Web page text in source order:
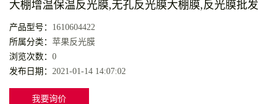
大棚增温保温反光膜,无孔反光膜大棚膜,反光膜批发
产品型号： 1610604422
所属分类： 苹果反光膜
浏览次数： 0
发布日期： 2021-01-14 14:07:02
我要询价